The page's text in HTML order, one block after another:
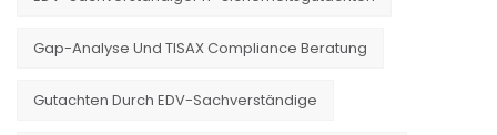
Gap-Analyse Und TISAX Compliance Beratung
Gutachten Durch EDV-Sachverständige